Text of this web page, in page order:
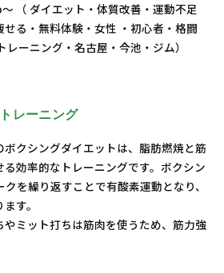
（ ダイエット・体質改善・運動不足
る・無料体験・女性 ・初心者・格闘
ーニング・名古屋・今池・ジム）
レーニング
クシングダイエットは、脂肪燃焼と筋
効率的なトレーニングです。ボクシン
を繰り返すことで有酸素運動となり、
す。
やミット打ちは筋肉を使うため、筋力強